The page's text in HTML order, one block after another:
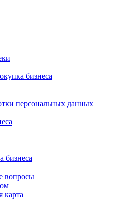
бизнеса
персональных данных
бизнеса
вопросы
карта